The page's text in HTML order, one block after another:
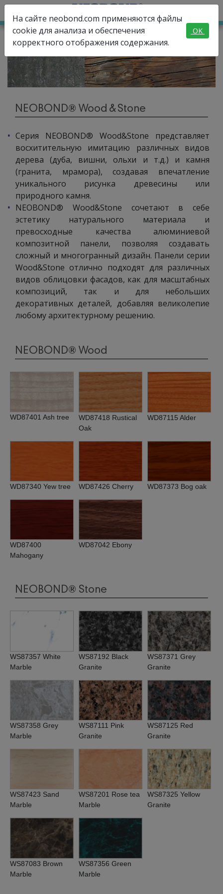
NEOBOND® Wood & Stone
Серия NEOBOND® Wood&Stone представляет
восхитительную имитацию различных видов
дерева (дуба, вишни, ольхи и т.д.) и камня
(гранита, мрамора), создавая впечатление
уникального рисунка древесины или
природного камня.
NEOBOND® Wood&Stone сочетают в себе
эстетику натурального материала и
превосходные качества алюминиевой
композитной панели, позволяя создавать
сложный и многогранный дизайн. Панели серии
Wood&Stone отлично подходят для различных
видов облицовки фасадов, как для масштабных
композиций, так и для небольших
декоративных деталей, добавляя великолепие
любому архитектурному решению.
NEOBOND® Wood
WD87401 Ash tree
WD87418 Rustical
Oak
WD87115 Alder
WD87340 Yew tree WD87426 Cherry WD87373 Bog oak
WD87400
Mahogany
WD87042 Ebony
NEOBOND® Stone
WS87357 White
Marble
WS87192 Black
Granite
WS87371 Grey
Granite
WS87358 Grey
Marble
WS87111 Pink
Granite
WS87125 Red
Granite
WS87423 Sand
Marble
WS87201 Rose tea
Marble
WS87325 Yellow
Granite
WS87083 Brown
Marble
WS87356 Green
Marble
На сайте neobond.com применяются файлы
cookie для анализа и обеспечения
корректного отображения содержания.
OK